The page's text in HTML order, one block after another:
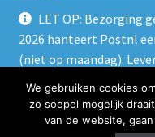
LET OP: Bezorging
2026 hanteert Postnl
(niet op maandag).
duren.
Negeren
© 2023 Mutzzies & Zo -
We gebruiken cookies
zo soepel mogelijk
van de website,